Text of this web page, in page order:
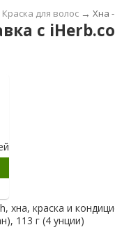
Краска для волос → Хна
с